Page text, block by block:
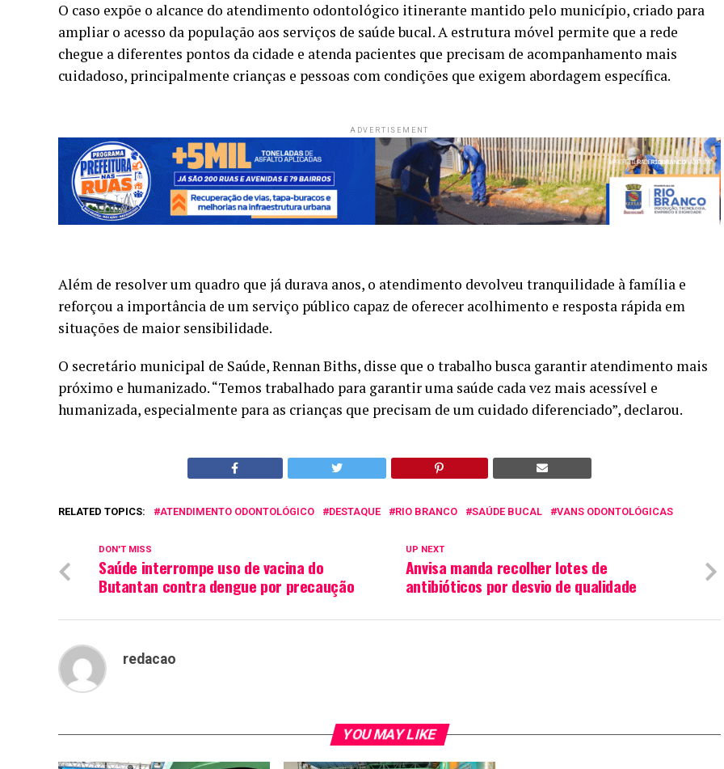
O caso expõe o alcance do atendimento odontológico itinerante mantido pelo município, criado para
ampliar o acesso da população aos serviços de saúde bucal. A estrutura móvel permite que a rede
chegue a diferentes pontos da cidade e atenda pacientes que precisam de acompanhamento mais
cuidadoso, principalmente crianças e pessoas com condições que exigem abordagem específica.
ADVERTISEMENT
Além de resolver um quadro que já durava anos, o atendimento devolveu tranquilidade à família e
reforçou a importância de um serviço público capaz de oferecer acolhimento e resposta rápida em
situações de maior sensibilidade.
O secretário municipal de Saúde, Rennan Biths, disse que o trabalho busca garantir atendimento mais
próximo e humanizado. “Temos trabalhado para garantir uma saúde cada vez mais acessível e
humanizada, especialmente para as crianças que precisam de um cuidado diferenciado”, declarou.
RELATED TOPICS: ATENDIMENTO ODONTOLÓGICO DESTAQUE RIO BRANCO SAÚDE BUCAL VANS ODONTOLÓGICAS
UP NEXT
Anvisa manda recolher lotes de
antibióticos por desvio de qualidade
DON'T MISS
Saúde interrompe uso de vacina do
Butantan contra dengue por precaução
redacao
YOU MAY LIKE